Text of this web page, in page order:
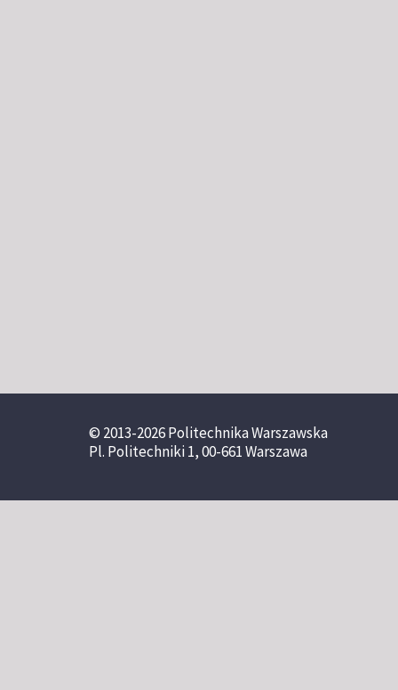
© 2013-2026 Politechnika Warszawska
Pl. Politechniki 1, 00-661 Warszawa